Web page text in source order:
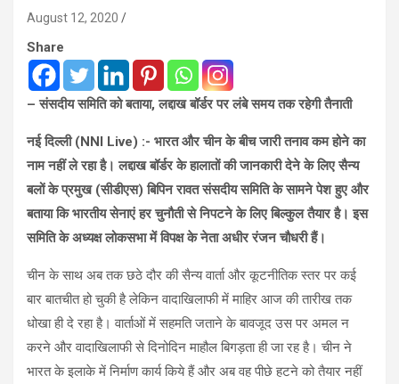
August 12, 2020
Share
–संसदीय समिति को बताया,लद्दाख बॉर्डर पर लंबे समय तक रहेगी तैनाती
नई दिल्ली (NNI Live) :- भारत और चीन के बीच जारी तनाव कम होने का
नाम नहीं ले रहा है। लद्दाख बॉर्डर के हालातों की जानकारी देने के लिए सैन्य
बलों के प्रमुख (सीडीएस) बिपिन रावत संसदीय समिति के सामने पेश हुए और
बताया कि भारतीय सेनाएं हर चुनौती से निपटने के लिए बिल्कुल तैयार है। इस
समिति के अध्यक्ष लोकसभा में विपक्ष के नेता अधीर रंजन चौधरी हैं।
चीन के साथ अब तक छठे दौर की सैन्य वार्ता और कूटनीतिक स्तर पर कई
बार बातचीत हो चुकी है लेकिन वादाखिलाफी में माहिर आज की तारीख तक
धोखा ही दे रहा है। वार्ताओं में सहमति जताने के बावजूद उस पर अमल न
करने और वादाखिलाफी से दिनोदिन माहौल बिगड़ता ही जा रह है। चीन ने
भारत के इलाके में निर्माण कार्य किये हैं और अब वह पीछे हटने को तैयार नहीं